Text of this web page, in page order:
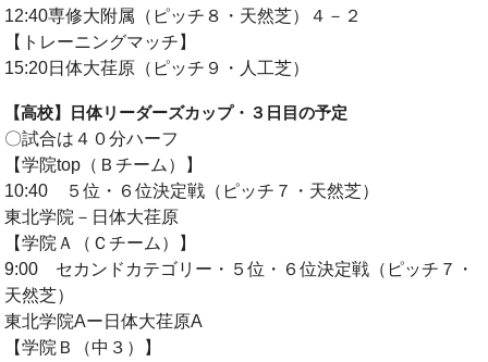
12:40専修大附属（ピッチ８・天然芝）４－２
【トレーニングマッチ】
15:20日体大荏原（ピッチ９・人工芝）
【高校】日体リーダーズカップ・３日目の予定
〇試合は４０分ハーフ
【学院top（Ｂチーム）】
10:40 ５位・６位決定戦（ピッチ７・天然芝）
東北学院－日体大荏原
【学院Ａ（Ｃチーム）】
9:00 セカンドカテゴリー・５位・６位決定戦（ピッチ７・
天然芝）
東北学院Aー日体大荏原A
【学院Ｂ（中３）】